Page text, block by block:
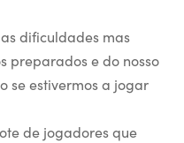
dificuldades mas
preparados e do nosso
se estivermos a jogar
de jogadores que